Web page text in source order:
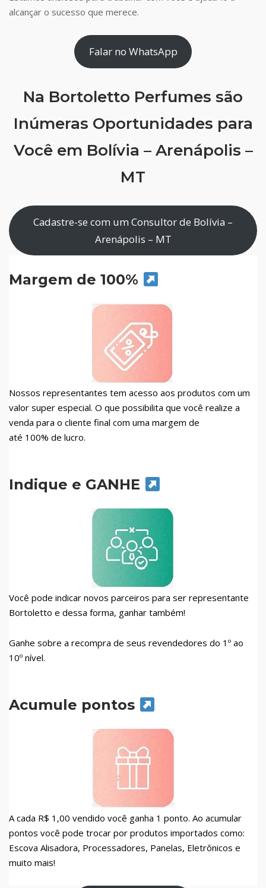
alcançar o sucesso que merece.
Falar no WhatsApp
Na Bortoletto Perfumes são
Inúmeras Oportunidades para
Você em Bolívia – Arenápolis –
MT
Cadastre-se com um Consultor de Bolívia –
Arenápolis – MT
Margem de 100%
Nossos representantes tem acesso aos produtos com um
valor super especial. O que possibilita que você realize a
venda para o cliente final com uma margem de
até 100% de lucro.
Indique e GANHE
Você pode indicar novos parceiros para ser representante
Bortoletto e dessa forma, ganhar também!
Ganhe sobre a recompra de seus revendedores do 1º ao
10º nível.
Acumule pontos
A cada R$ 1,00 vendido você ganha 1 ponto. Ao acumular
pontos você pode trocar por produtos importados como:
Escova Alisadora, Processadores, Panelas, Eletrônicos e
muito mais!